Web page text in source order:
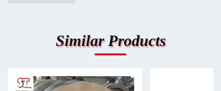
Similar Products